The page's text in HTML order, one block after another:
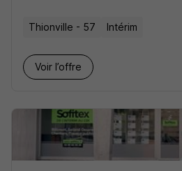
Thionville - 57 Intérim
Voir l’offre